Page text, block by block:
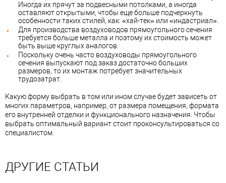
Иногда их прячут за подвесными потолками, а иногда
оставляют открытыми, чтобы еще больше подчеркнуть
особенности таких стилей, как: «хай-тек» или «индастриал».
Для производства воздуховодов прямоугольного сечения
требуется больше металла и поэтому их стоимость может
быть выше круглых аналогов.
Поскольку очень часто воздуховоды прямоугольного
сечения выпускают под заказ достаточно больших
размеров, то их монтаж потребует значительных
трудозатрат.
Какую форму выбрать в том или ином случае будет зависеть от
многих параметров, например, от размера помещения, формата
его внутренней отделки и функционального назначения. Чтобы
выбрать оптимальный вариант стоит проконсультироваться со
специалистом.
ДРУГИЕ СТАТЬИ